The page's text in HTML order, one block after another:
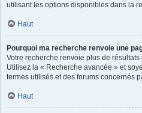
utilisant les options disponibles dans la
Haut
Pourquoi ma recherche renvoie une
Votre recherche renvoie plus de
Utilisez la « Recherche avancée » et
termes utilisés et des forums concernés
Haut